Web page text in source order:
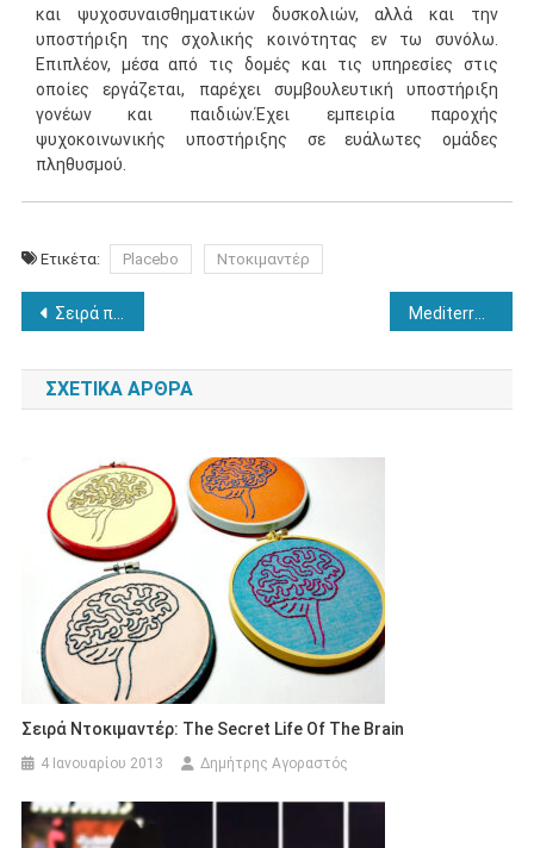
και ψυχοσυναισθηματικών δυσκολιών, αλλά και την
υποστήριξη της σχολικής κοινότητας εν τω συνόλω.
Επιπλέον, μέσα από τις δομές και τις υπηρεσίες στις
οποίες εργάζεται, παρέχει συμβουλευτική υποστήριξη
γονέων και παιδιών.Έχει εμπειρία παροχής
ψυχοκοινωνικής υποστήριξης σε ευάλωτες ομάδες
πληθυσμού.
Ετικέτα: Placebo Ντοκιμαντέρ
Πλοήγηση
άρθρων
Σειρά πανεπιστημιακών διαλέξεων: Εισαγωγή στην Ψυχολογία
ΣΧΕΤΙΚΆ ΆΡΘΡΑ
Σειρά Ντοκιμαντέρ: The Secret Life Of The Brain
4 Ιανουαρίου 2013 Δημήτρης Αγοραστός